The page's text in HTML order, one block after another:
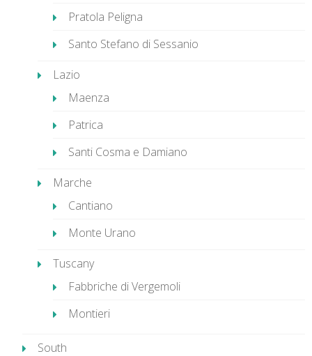
Pratola Peligna
Santo Stefano di Sessanio
Lazio
Maenza
Patrica
Santi Cosma e Damiano
Marche
Cantiano
Monte Urano
Tuscany
Fabbriche di Vergemoli
Montieri
South